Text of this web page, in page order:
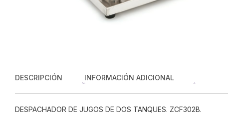
DESCRIPCIÓN INFORMACIÓN ADICIONAL
DESPACHADOR DE JUGOS DE DOS TANQUES. ZCF302B.